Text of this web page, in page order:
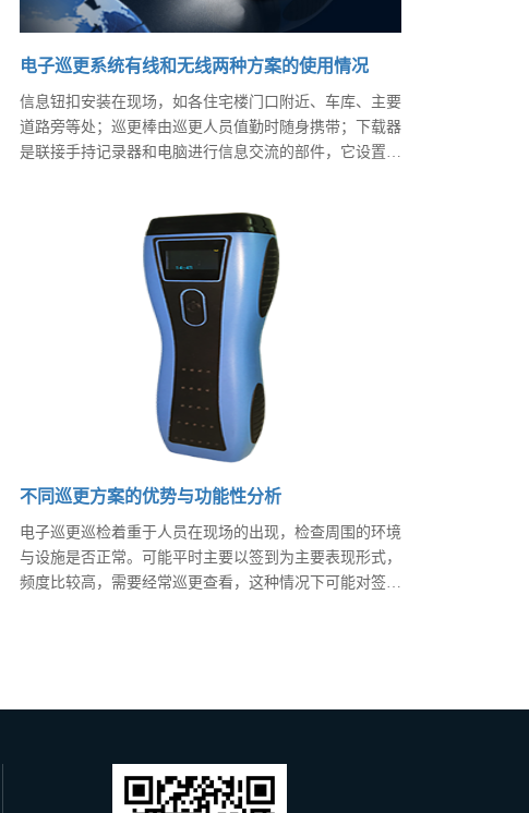
电子巡更系统有线和无线两种方案的使用情况
信息钮扣安装在现场，如各住宅楼门口附近、车库、主要
道路旁等处；巡更棒由巡更人员值勤时随身携带；下载器
是联接手持记录器和电脑进行信息交流的部件，它设置在
不同巡更方案的优势与功能性分析
电子巡更巡检着重于人员在现场的出现，检查周围的环境
与设施是否正常。可能平时主要以签到为主要表现形式，
频度比较高，需要经常巡更查看，这种情况下可能对签到
点，并且巡更点是独立的。二维码方案是性价比最优的方